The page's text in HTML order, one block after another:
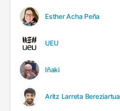
Esther Acha Peña
UEU
Iñaki
Aritz Larreta Bereziartua